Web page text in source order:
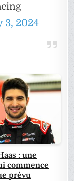
3, 2024
: une
commence
prévu